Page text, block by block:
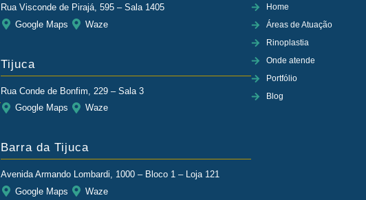
Rua Visconde de Pirajá, 595 – Sala 1405
Google Maps
Waze
Tijuca
Rua Conde de Bonfim, 229 – Sala 3
Google Maps
Waze
Barra da Tijuca
Avenida Armando Lombardi, 1000 – Bloco 1 – Loja 121
Google Maps
Waze
Home
Áreas de Atuação
Rinoplastia
Onde atende
Portfólio
Blog